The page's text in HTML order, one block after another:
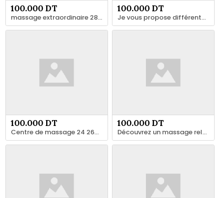
100.000 DT
massage extraordinaire 28 24 7878
100.000 DT
Je vous propose différentes techniques de massages approche individuelle 27 134 444
100.000 DT
Centre de massage 24 260 137
100.000 DT
Découvrez un massage relaxant 29 103 367